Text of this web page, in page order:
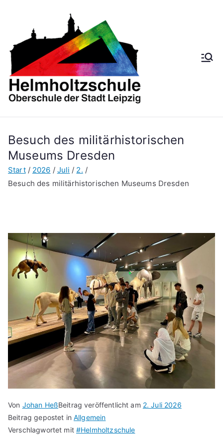
springen
ule
Besuch des militärhistorischen
Museums Dresden
Start 2026 Juli
2.
Besuch des militärhistorischen Museums Dresden
Von Johan HeßBeitrag veröffentlicht am 2. Juli 2026
Beitrag gepostet inAllgemein
Verschlagwortet mit#Helmholtzschule